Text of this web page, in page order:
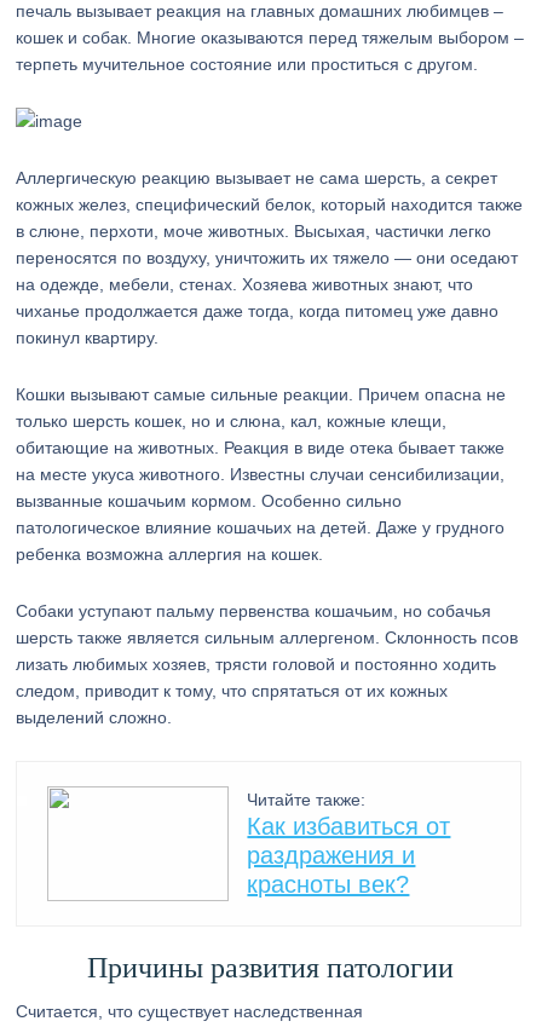
печаль вызывает реакция на главных домашних любимцев –
кошек и собак. Многие оказываются перед тяжелым выбором –
терпеть мучительное состояние или проститься с другом.
Аллергическую реакцию вызывает не сама шерсть, а секрет
кожных желез, специфический белок, который находится также
в слюне, перхоти, моче животных. Высыхая, частички легко
переносятся по воздуху, уничтожить их тяжело — они оседают
на одежде, мебели, стенах. Хозяева животных знают, что
чиханье продолжается даже тогда, когда питомец уже давно
покинул квартиру.
Кошки вызывают самые сильные реакции. Причем опасна не
только шерсть кошек, но и слюна, кал, кожные клещи,
обитающие на животных. Реакция в виде отека бывает также
на месте укуса животного. Известны случаи сенсибилизации,
вызванные кошачьим кормом. Особенно сильно
патологическое влияние кошачьих на детей. Даже у грудного
ребенка возможна аллергия на кошек.
Собаки уступают пальму первенства кошачьим, но собачья
шерсть также является сильным аллергеном. Склонность псов
лизать любимых хозяев, трясти головой и постоянно ходить
следом, приводит к тому, что спрятаться от их кожных
выделений сложно.
Читайте также:
Как избавиться от
раздражения и
красноты век?
Причины развития патологии
Считается, что существует наследственная